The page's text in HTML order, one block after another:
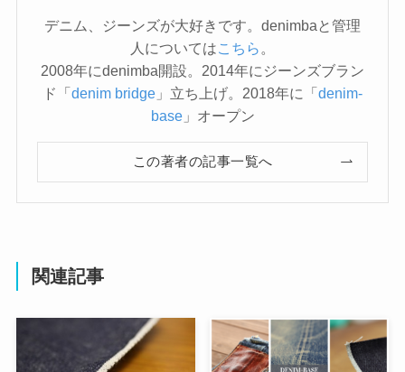
デニム、ジーンズが大好きです。denimbaと管理
人については こちら
2008年にdenimba開設。2014年にジーンズブラン
ド「denim bridge 」立ち上げ。2018年に「denim-
base」オープン
この著者の記事一覧へ
関連記事